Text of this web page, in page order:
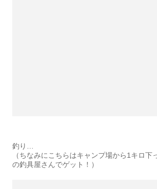
釣り…
（ちなみにこちらはキャンプ場から1キロ下
の釣具屋さんでゲット！）